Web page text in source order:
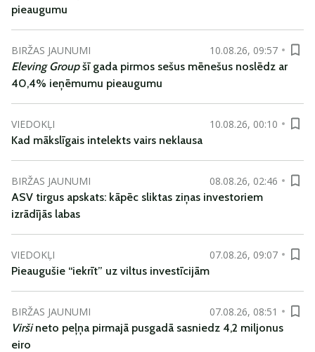
pieaugumu
BIRŽAS JAUNUMI
10.08.26, 09:57
Eleving Groupšī gada pirmos sešus mēnešus noslēdz ar
40,4% ieņēmumu pieaugumu
VIEDOKĻI
10.08.26, 00:10
Kad mākslīgais intelekts vairs neklausa
BIRŽAS JAUNUMI
08.08.26, 02:46
ASV tirgus apskats: kāpēc sliktas ziņas investoriem
izrādījās labas
VIEDOKĻI
07.08.26, 09:07
Pieaugušie “iekrīt” uz viltus investīcijām
BIRŽAS JAUNUMI
07.08.26, 08:51
Viršineto peļņa pirmajā pusgadā sasniedz 4,2 miljonus
eiro